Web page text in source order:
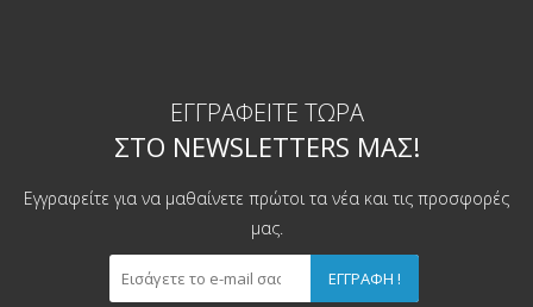
ΕΓΓΡΑΦΕΊΤΕ ΤΏΡΑ
ΣΤΟ NEWSLETTERS ΜΑΣ!
Εγγραφείτε για να μαθαίνετε πρώτοι τα νέα και τις προσφορές
μας.
ΕΓΓΡΑΦΉ !